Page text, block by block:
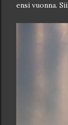
ensi vuonna.